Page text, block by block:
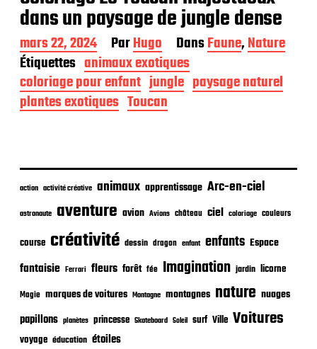
dans un paysage de jungle dense
D
a
t
e
d
e
l
i
a
i
n
mars 22, 2024 ParHugo DansFaune,Nature
Étiquettes animaux exotiques
coloriage pour enfant jungle paysage naturel
plantes exotiques Toucan
action activité créative animaux apprentissage Arc-en-ciel
astronaute aventure avion Avions château ciel coloriage couleurs
course créativité dessin dragon enfant enfants Espace
fantaisie Ferrari fleurs forêt fée Imagination jardin licorne
Magie marques de voitures Montagne montagnes nature nuages
papillons planètes princesse Skateboard Soleil surf Ville Voitures
voyage éducation étoiles